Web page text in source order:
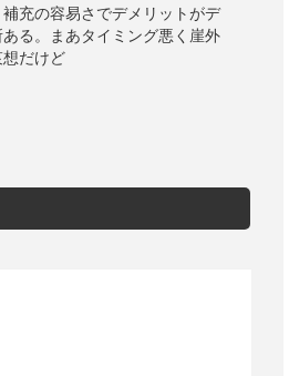
充の容易さでデメリットがデ
る。まあタイミング悪く崖外
だけど